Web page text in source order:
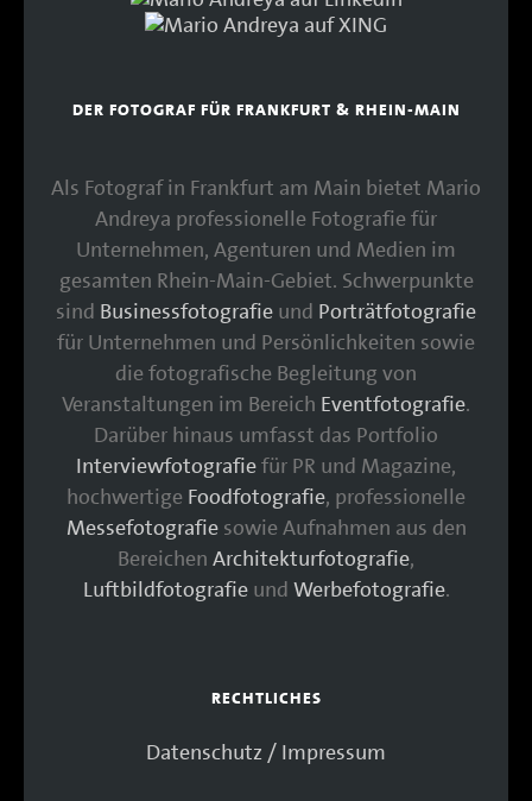
DER FOTOGRAF FÜR FRANKFURT & RHEIN-MAIN
Als Fotograf in Frankfurt am Main bietet Mario
Andreya professionelle Fotografie für
Unternehmen, Agenturen und Medien im
gesamten Rhein-Main-Gebiet. Schwerpunkte
sind Businessfotografie und Porträtfotografie
für Unternehmen und Persönlichkeiten sowie
die fotografische Begleitung von
Veranstaltungen im Bereich Eventfotografie.
Darüber hinaus umfasst das Portfolio
Interviewfotografiefür PR und Magazine,
hochwertige Foodfotografie, professionelle
Messefotografiesowie Aufnahmen aus den
Bereichen Architekturfotografie,
Luftbildfotografieund Werbefotografie.
RECHTLICHES
Datenschutz / Impressum